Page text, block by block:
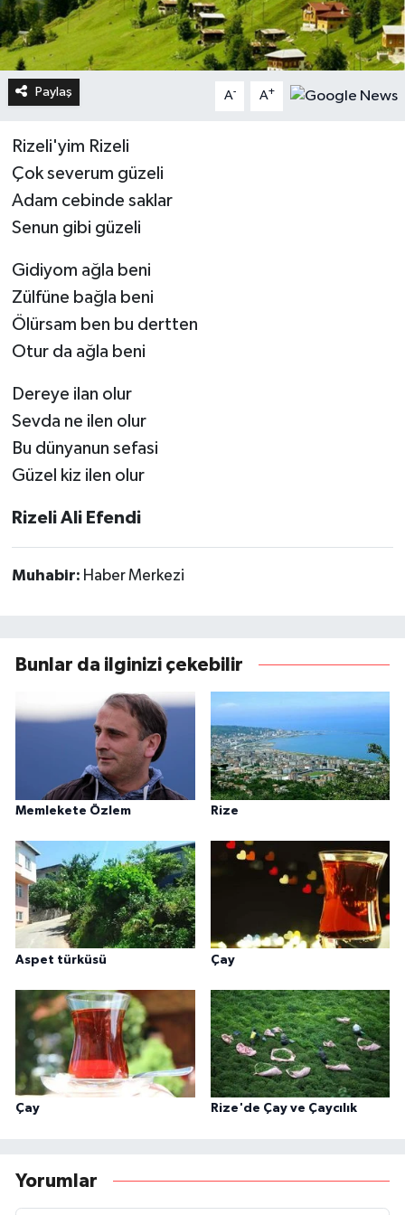
Paylaş A- A+
Rizeli'yim Rizeli
Çok severum güzeli
Adam cebinde saklar
Senun gibi güzeli
Gidiyom ağla beni
Zülfüne bağla beni
Ölürsam ben bu dertten
Otur da ağla beni
Dereye ilan olur
Sevda ne ilen olur
Bu dünyanun sefasi
Güzel kiz ilen olur
Rizeli Ali Efendi
Muhabir: Haber Merkezi
Bunlar da ilginizi çekebilir
Memlekete Özlem Rize
Aspet türküsü Çay
Çay Rize'de Çay ve Çaycılık
Yorumlar